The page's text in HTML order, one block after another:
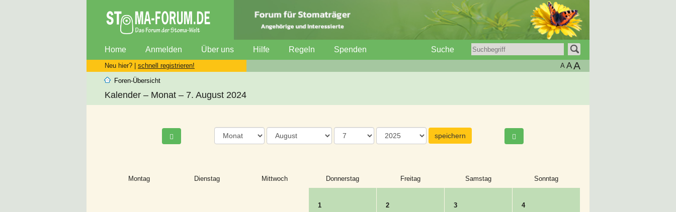
Home Anmelden Über uns Hilfe Regeln Spenden Suche
Neu hier? | schnell registrieren! A AA
Foren-Übersicht
Kalender – Monat – 7. August 2024
Montag Dienstag Mittwoch Donnerstag Freitag Samstag Sonntag
1 2 3 4